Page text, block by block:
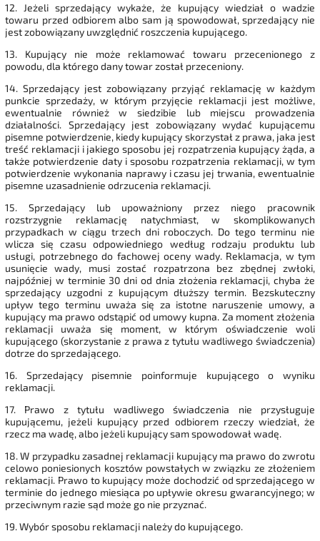
12. Jeżeli sprzedający wykaże, że kupujący wiedział o wadzie
towaru przed odbiorem albo sam ją spowodował, sprzedający nie
jest zobowiązany uwzględnić roszczenia kupującego.
13. Kupujący nie może reklamować towaru przecenionego z
powodu, dla którego dany towar został przeceniony.
14. Sprzedający jest zobowiązany przyjąć reklamację w każdym
punkcie sprzedaży, w którym przyjęcie reklamacji jest możliwe,
ewentualnie również w siedzibie lub miejscu prowadzenia
działalności. Sprzedający jest zobowiązany wydać kupującemu
pisemne potwierdzenie, kiedy kupujący skorzystał z prawa, jaka jest
treść reklamacji i jakiego sposobu jej rozpatrzenia kupujący żąda, a
także potwierdzenie daty i sposobu rozpatrzenia reklamacji, w tym
potwierdzenie wykonania naprawy i czasu jej trwania, ewentualnie
pisemne uzasadnienie odrzucenia reklamacji.
15. Sprzedający lub upoważniony przez niego pracownik
rozstrzygnie reklamację natychmiast, w skomplikowanych
przypadkach w ciągu trzech dni roboczych. Do tego terminu nie
wlicza się czasu odpowiedniego według rodzaju produktu lub
usługi, potrzebnego do fachowej oceny wady. Reklamacja, w tym
usunięcie wady, musi zostać rozpatrzona bez zbędnej zwłoki,
najpóźniej w terminie 30 dni od dnia złożenia reklamacji, chyba że
sprzedający uzgodni z kupującym dłuższy termin. Bezskuteczny
upływ tego terminu uważa się za istotne naruszenie umowy, a
kupujący ma prawo odstąpić od umowy kupna. Za moment złożenia
reklamacji uważa się moment, w którym oświadczenie woli
kupującego (skorzystanie z prawa z tytułu wadliwego świadczenia)
dotrze do sprzedającego.
16. Sprzedający pisemnie poinformuje kupującego o wyniku
reklamacji.
17. Prawo z tytułu wadliwego świadczenia nie przysługuje
kupującemu, jeżeli kupujący przed odbiorem rzeczy wiedział, że
rzecz ma wadę, albo jeżeli kupujący sam spowodował wadę.
18. W przypadku zasadnej reklamacji kupujący ma prawo do zwrotu
celowo poniesionych kosztów powstałych w związku ze złożeniem
reklamacji. Prawo to kupujący może dochodzić od sprzedającego w
terminie do jednego miesiąca po upływie okresu gwarancyjnego; w
przeciwnym razie sąd może go nie przyznać.
19. Wybór sposobu reklamacji należy do kupującego.